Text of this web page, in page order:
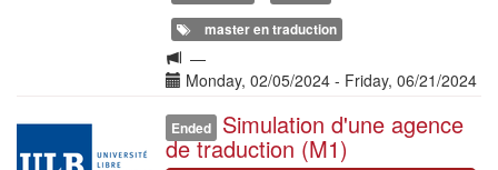
master en traduction
Langue
de
formation
—
Date(s)
Monday, 02/05/2024 - Friday, 06/21/2024
Illustration
Ended Simulation d'une agence
de traduction (M1)